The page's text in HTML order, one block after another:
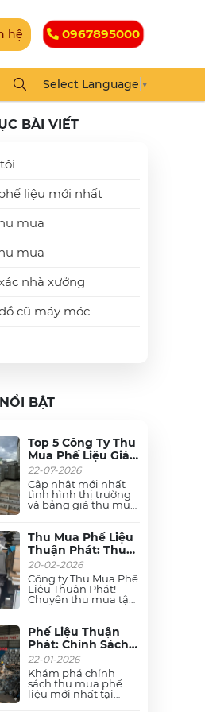
hệ 0967895000
Select Language ▼
BÀI VIẾT
liệu mới nhất
mua
mua
nhà xưởng
cũ máy móc
BẬT
Top 5 Công Ty Thu
Mua Phế Liệu Giá
Cao, Uy Tín Nhất
Toàn Quốc
22-07-2026
Cập nhật mới nhất
tình hình thị trường
và bảng giá thu mua
đơn vị thu mua phế
liệu đồng, dây cáp
điện, nhôm, sắt, inox,
thiếc, hợp kim, vải....
giá cao, uy tín, thu
gom tận nơi trong
ngày. Liên hệ ngay!
Thu Mua Phế Liệu
Thuận Phát: Thu
Mua Phế Liệu Giá
Cao - Tận Nơi - Uy
Tín
20-02-2026
Công ty Thu Mua Phế
Liệu Thuận Phát!
Chuyên thu mua tận
điện, inox, mô tơ, sắt,
hợp kim, thiếc, chì,....
nhà xưởng giá cao
nhất thị trường. Cam
kết cân đo uy tín,
thao dỡ nhanh gọn.
Phế Liệu Thuận
Phát: Chính Sách
Thu Mua Phế Liệu
Giá Cao & Chiết
Khấu Hấp Dẫn
2026
22-01-2026
Khám phá chính
sách thu mua phế
liệu mới nhất tại
Thuận Phát: Cam kết